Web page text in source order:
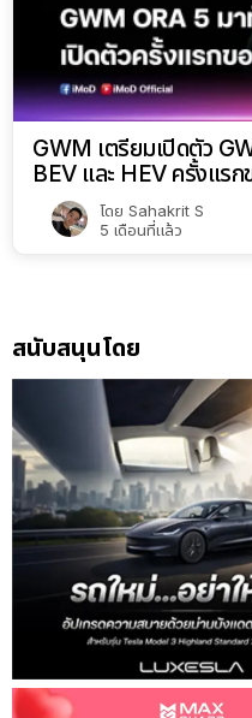
GWM เตรียมเปิดตัว
BEV และ HEV ครั้งแร
โดย Sahakrit S
5 เดือนที่แล้ว
สนับสนุนโดย